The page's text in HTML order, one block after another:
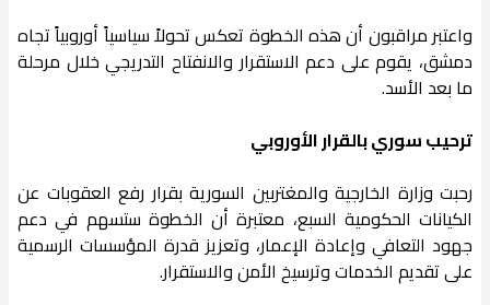
واعتبر مراقبون أن هذه الخطوة تعكس تحولاً سياسياً أوروبياً تجاه
دمشق، يقوم على دعم الاستقرار والانفتاح التدريجي خلال مرحلة
ما بعد الأسد.
ترحيب سوري بالقرار الأوروبي
رحبت وزارة الخارجية والمغتربين السورية بقرار رفع العقوبات عن
الكيانات الحكومية السبع، معتبرة أن الخطوة ستسهم في دعم
جهود التعافي وإعادة الإعمار، وتعزيز قدرة المؤسسات الرسمية
على تقديم الخدمات وترسيخ الأمن والاستقرار.